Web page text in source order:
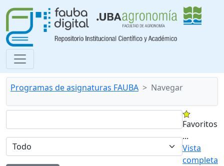
Programas de asignaturas FAUBA Navegar
Favoritos
...
Vista
completa